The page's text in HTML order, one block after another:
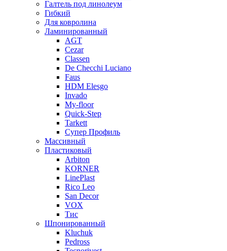
Галтель под линолеум
Гибкий
Для ковролина
Ламинированный
AGT
Cezar
Classen
De Checchi Luciano
Faus
HDM Elesgo
Invado
My-floor
Quick-Step
Tarkett
Супер Профиль
Массивный
Пластиковый
Arbiton
KORNER
LinePlast
Rico Leo
San Decor
VOX
Тис
Шпонированный
Kluchuk
Pedross